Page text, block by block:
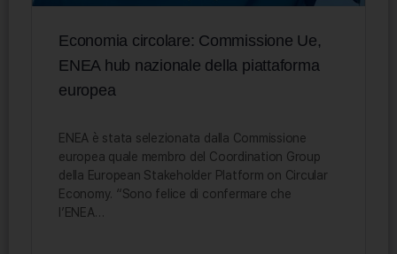
Economia circolare: Commissione Ue,
ENEA hub nazionale della piattaforma
europea
ENEA è stata selezionata dalla Commissione
europea quale membro del Coordination Group
della European Stakeholder Platform on Circular
Economy. “Sono felice di confermare che
l’ENEA…